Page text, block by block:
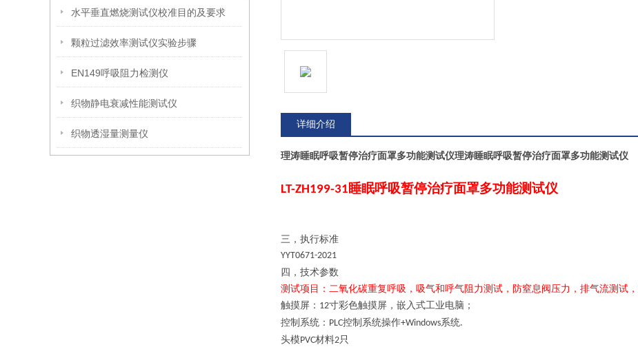
水平垂直燃烧测试仪校准目的及要求
颗粒过滤效率测试仪实验步骤
EN149呼吸阻力检测仪
织物静电衰减性能测试仪
织物透湿量测量仪
详细介绍
理涛睡眠呼吸暂停治疗面罩多功能测试仪理涛睡眠呼吸暂停治疗面罩多功能测试仪
LT-ZH199-31 睡眠呼吸暂停治疗面罩多功能测试仪
三， 执行标准
YYT0671-2021
四， 技术参数
测试项目：二氧化碳重复呼吸， 吸气和呼气阻力测试 ， 防窒息阀压力 ， 排气流测试 ，
触摸屏 ： 12寸彩色触摸屏，嵌入式工业电脑；
控制系统： PLC控制系统操作+Windows系统.
头模PVC材料2只